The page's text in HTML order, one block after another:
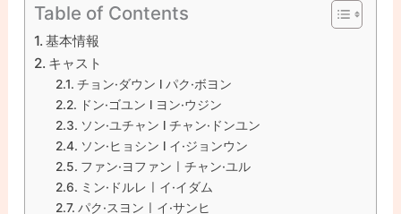
Table of Contents
基本情報
キャスト
チョン·ダウン l パク·ボヨン
ドン·ゴユン l ヨン·ウジン
ソン·ユチャン l チャン·ドンユン
ソン·ヒョシン l イ·ジョンウン
ファン·ヨファンㅣチャン·ユル
ミン·ドルレㅣイ·イダム
パク·スヨンㅣイ·サンヒ